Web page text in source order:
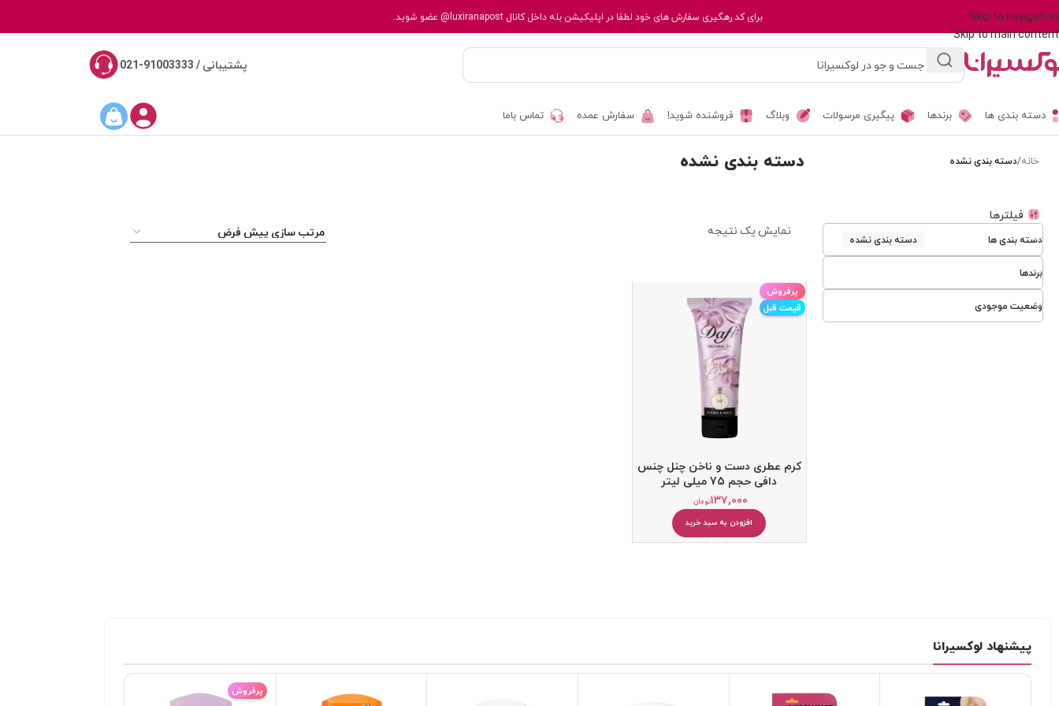
Skip to navigation
Skip to main content
برای کد رهگیری سفارش های خود لطفا در اپلیکیشن بله داخل کانال@luxiranapost عضو شوید.
پشتیبانی / 91003333-021
دسته بندی ها
کرم مرطوب کننده
برندها پیگیری مرسولات وبلاگ فروشنده شوید! سفارش عمده تماس باما
خانه/دسته بندی نشده دسته بندی نشده
فیلترها
دسته بندی ها دسته بندی نشده
برندها
وضعیت موجودی
نمایش یک نتیجه
پرفروش
قیمت قبل
کرم عطری دست و ناخن چنل چنس
دافی حجم 75 میلی لیتر
تومان۱۳۷,۰۰۰
افزودن به سبد خرید
پیشنهاد لوکسیرانا
پرفروش